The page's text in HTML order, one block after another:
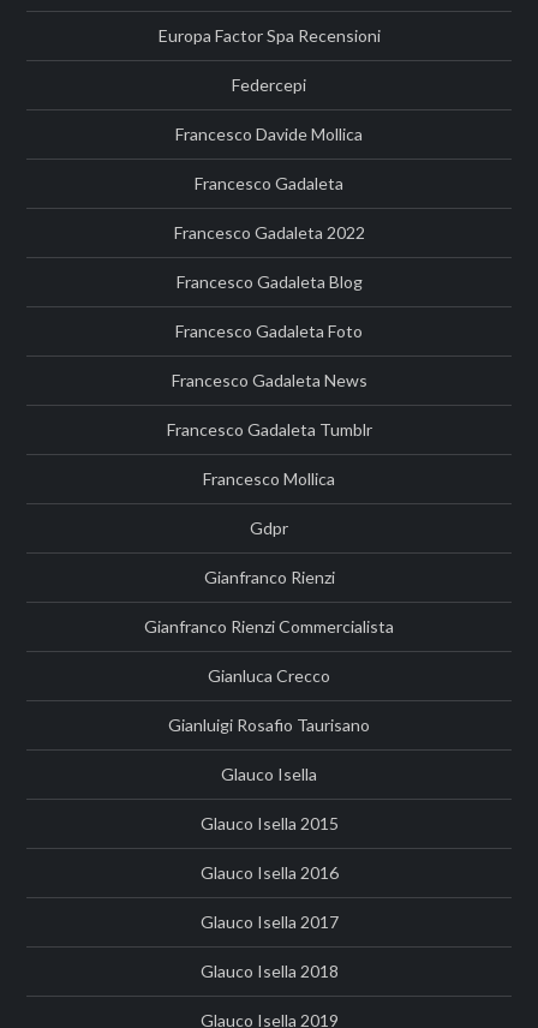
Europa Factor Spa Recensioni
Federcepi
Francesco Davide Mollica
Francesco Gadaleta
Francesco Gadaleta 2022
Francesco Gadaleta Blog
Francesco Gadaleta Foto
Francesco Gadaleta News
Francesco Gadaleta Tumblr
Francesco Mollica
Gdpr
Gianfranco Rienzi
Gianfranco Rienzi Commercialista
Gianluca Crecco
Gianluigi Rosafio Taurisano
Glauco Isella
Glauco Isella 2015
Glauco Isella 2016
Glauco Isella 2017
Glauco Isella 2018
Glauco Isella 2019